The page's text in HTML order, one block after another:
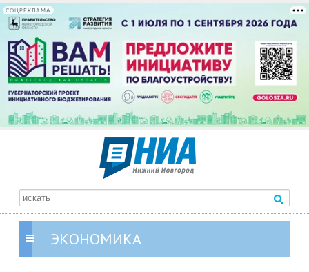
СОЦРЕКЛАМА
ЭКОНОМИКА